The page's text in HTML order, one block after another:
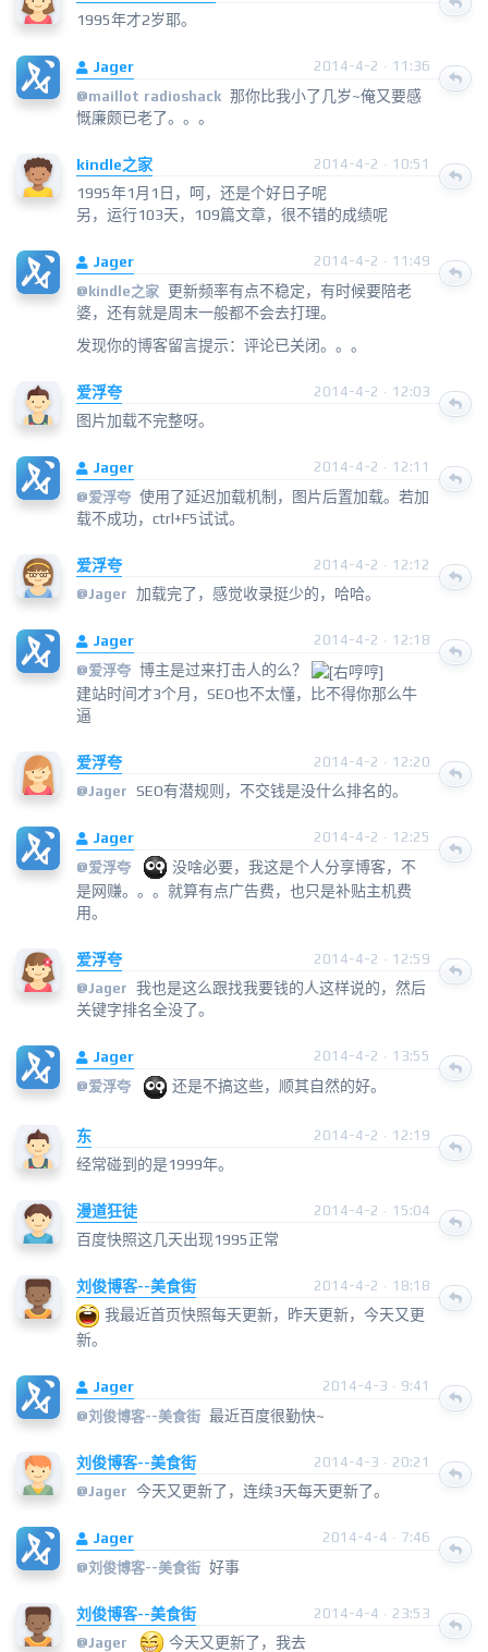
1995年才2岁耶。
Jager
2014-4-2 · 11:36
@maillot radioshack 那你比我小了几岁~俺又要感
慨廉颇已老了。。。
kindle之家 2014-4-2 · 10:51
1995年1月1日，呵，还是个好日子呢
另，运行103天，109篇文章，很不错的成绩呢
Jager
2014-4-2 · 11:49
@ kindle之家 更新频率有点不稳定，有时候要陪老
婆，还有就是周末一般都不会去打理。
发现你的博客留言提示：评论已关闭。。。
爱浮夸 2014-4-2 · 12:03
图片加载不完整呀。
Jager
2014-4-2 · 12:11
@爱浮夸 使用了延迟加载机制，图片后置加载。若加
载不成功，ctrl+F5试试。
爱浮夸
2014-4-2 · 12:12
@Jager 加载完了，感觉收录挺少的，哈哈。
Jager
2014-4-2 · 12:18
@爱浮夸 博主是过来打击人的么？
建站时间才3个月，SEO也不太懂，比不得你那么牛
逼
爱浮夸
2014-4-2 · 12:20
@Jager SEO有潜规则，不交钱是没什么排名的。
Jager
2014-4-2 · 12:25
@爱浮夸
没啥必要，我这是个人分享博客，不
是网赚。。。就算有点广告费，也只是补贴主机费
用。
爱浮夸
2014-4-2 · 12:59
@Jager 我也是这么跟找我要钱的人这样说的，然后
关键字排名全没了。
Jager
2014-4-2 · 13:55
@爱浮夸 还是不搞这些，顺其自然的好。
东 2014-4-2 · 12:19
经常碰到的是1999年。
漫道狂徒 2014-4-2 · 15:04
百度快照这几天出现1995正常
刘俊博客--美食街 2014-4-2 · 18:18
我最近首页快照每天更新，昨天更新，今天又更
新。
Jager
2014-4-3 · 9:41
@刘俊博客--美食街 最近百度很勤快~
刘俊博客--美食街
2014-4-3 · 20:21
@Jager 今天又更新了，连续3天每天更新了。
Jager
2014-4-4 · 7:46
@刘俊博客--美食街 好事
刘俊博客--美食街
2014-4-4 · 23:53
@Jager 今天又更新了，我去